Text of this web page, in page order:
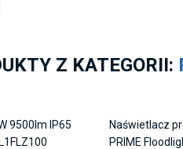
Z KATEGORII:
9500lm IP65
Naświetlacz
PRIME